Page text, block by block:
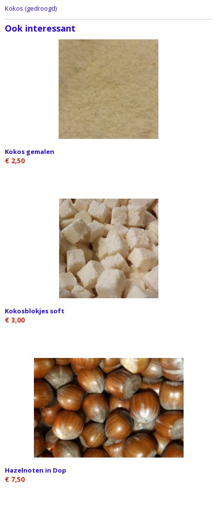
Kokos (gedroogd)
Ook interessant
Kokos gemalen
€ 2,50
Kokosblokjes soft
€ 3,00
Hazelnoten in Dop
€ 7,50